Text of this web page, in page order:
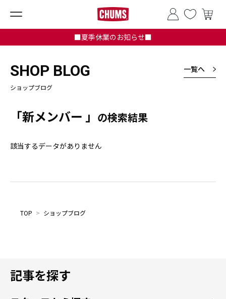
■夏季休業のお知らせ■
SHOP BLOG
ショップブログ
一覧へ
「新メンバー 」 の検索結果
該当するデータがありません
TOP > ショップブログ
記事を探す